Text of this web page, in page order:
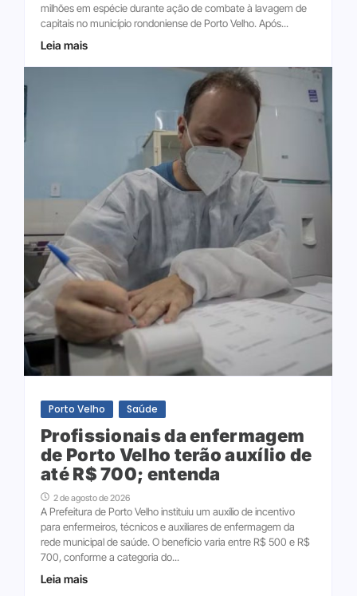
milhões em espécie durante ação de combate à lavagem de
capitais no município rondoniense de Porto Velho. Após...
Leia mais
Porto Velho Saúde
Profissionais da enfermagem
de Porto Velho terão auxílio de
até R$ 700; entenda
2 de agosto de 2026
A Prefeitura de Porto Velho instituiu um auxílio de incentivo
para enfermeiros, técnicos e auxiliares de enfermagem da
rede municipal de saúde. O benefício varia entre R$ 500 e R$
700, conforme a categoria do...
Leia mais